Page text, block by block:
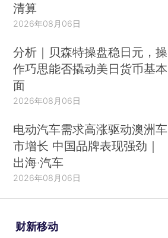
清算
2026年08月06日
分析｜贝森特操盘稳日元，操
作巧思能否撬动美日货币基本
面
2026年08月06日
电动汽车需求高涨驱动澳洲车
市增长 中国品牌表现强劲｜
出海·汽车
2026年08月06日
财新移动